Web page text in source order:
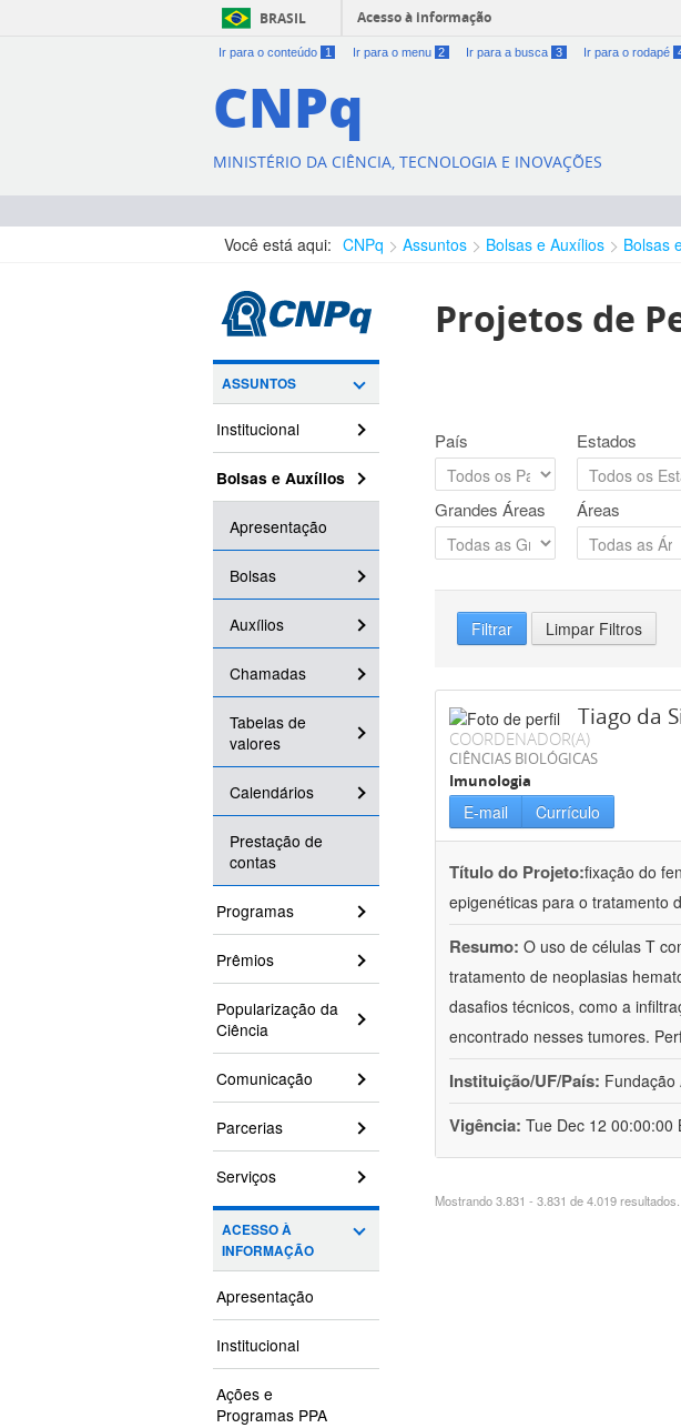
BRASIL Acesso à informação
Ir para o conteúdo 1 Ir para o menu 2 Ir para a busca 3 Ir para o rodapé
CNPq
MINISTÉRIO DA CIÊNCIA, TECNOLOGIA E INOVAÇÕES
Você está aqui: CNPq Assuntos Bolsas e Auxílios Bolsas
ASSUNTOS
Institucional
Bolsas e Auxílios
Apresentação
Bolsas
Auxílios
Chamadas
Tabelas de
valores
Calendários
Prestação de
contas
Programas
Prêmios
Popularização da
Ciência
Comunicação
Parcerias
Serviços
ACESSO À
INFORMAÇÃO
Apresentação
Institucional
Ações e
Programas PPA
Projetos de
País Estados
Grandes Áreas Áreas
Filtrar Limpar Filtros
Tiago da
COORDENADOR(A)
CIÊNCIAS BIOLÓGICAS
Imunologia
E-mail Currículo
Título do Projeto:fixação do
epigenéticas para o tratamento
Resumo: O uso de células T
tratamento de neoplasias
dasafios técnicos, como a
encontrado nesses tumores.
Instituição/UF/País: Fundação
Vigência: Tue Dec 12 00:00:00
Mostrando 3.831 - 3.831 de 4.019 resultados.